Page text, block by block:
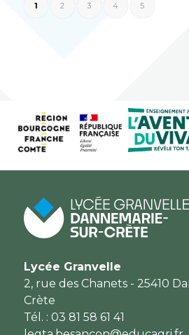
1 2 3 4 5
Lycée Granvelle
2, rue des Chanets - 25410
Crète
Tél. : 03 81 58 61 41